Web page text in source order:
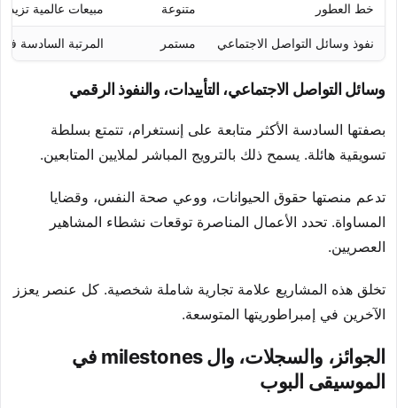
خط العطور متنوعة مبيعات عالمية تزيد
نفوذ وسائل التواصل الاجتماعي مستمر المرتبة السادسة
وسائل التواصل الاجتماعي، التأييدات، والنفوذ الرقمي
بصفتها السادسة الأكثر متابعة على إنستغرام، تتمتع بسلطة
تسويقية هائلة. يسمح ذلك بالترويج المباشر لملايين المتابعين.
تدعم منصتها حقوق الحيوانات، ووعي صحة النفس، وقضايا
المساواة. تحدد الأعمال المناصرة توقعات نشطاء المشاهير
العصريين.
تخلق هذه المشاريع علامة تجارية شاملة شخصية. كل عنصر يعزز
الآخرين في إمبراطوريتها المتوسعة.
الجوائز، والسجلات، وال milestones في
الموسيقى البوب